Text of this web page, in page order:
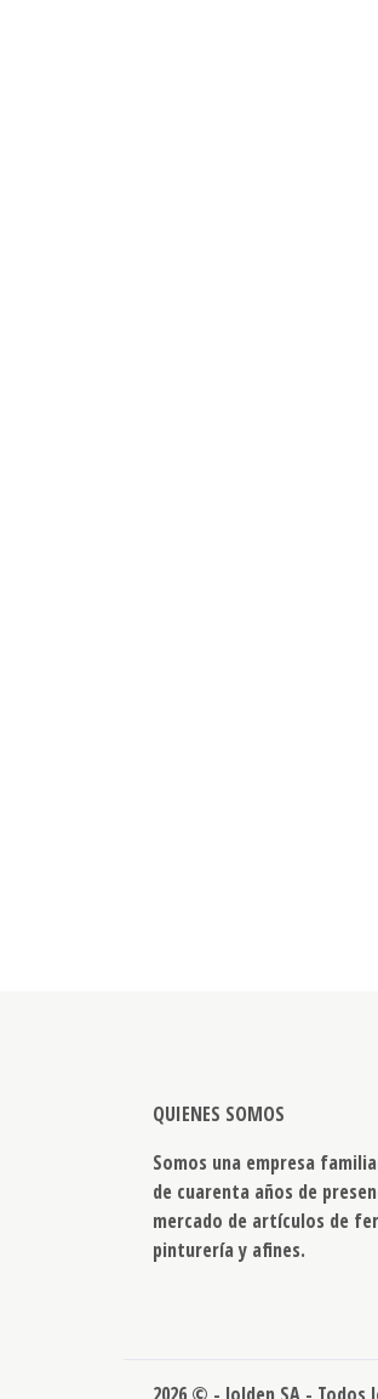
QUIENES SOMOS
Somos una empresa
de cuarenta años de
mercado de artículos de
pinturería y afines.
2026 © - Jolden SA -